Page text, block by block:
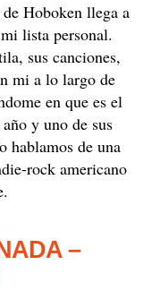
Hoboken llega a
lista personal.
sus canciones,
mi a lo largo de
en que es el
y uno de sus
hablamos de una
rock americano
–